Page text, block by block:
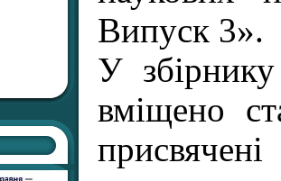
Випуск 3».
У
вміщено